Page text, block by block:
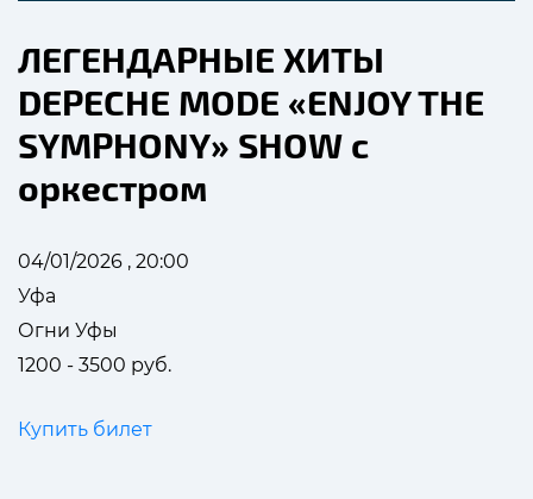
ЛЕГЕНДАРНЫЕ ХИТЫ
DEPECHE MODE «ENJOY THE
SYMPHONY» SHOW с
оркестром
04/01/2026 , 20:00
Уфа
Огни Уфы
1200 - 3500 руб.
Купить билет